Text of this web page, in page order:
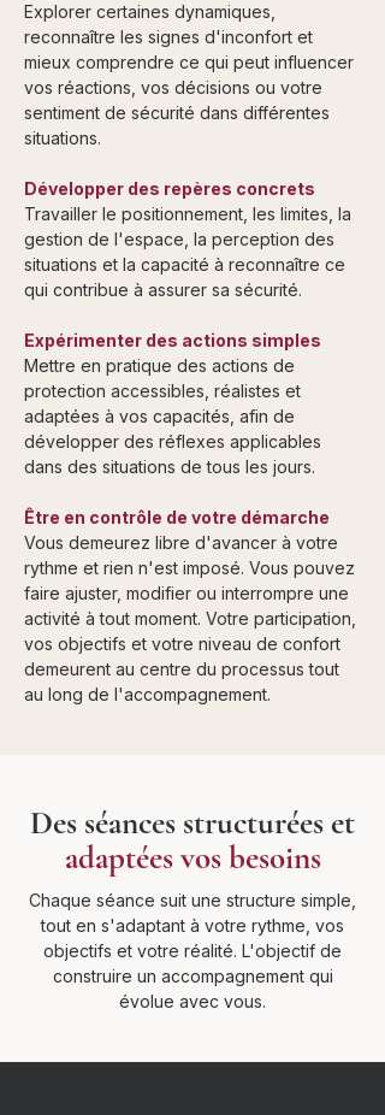
Explorer certaines dynamiques,
reconnaître les signes d'inconfort et
mieux comprendre ce qui peut influencer
vos réactions, vos décisions ou votre
sentiment de sécurité dans différentes
situations.
Développer des repères concrets
Travailler le positionnement, les limites, la
gestion de l'espace, la perception des
situations et la capacité à reconnaître ce
qui contribue à assurer sa sécurité.
Expérimenter des actions simples
Mettre en pratique des actions de
protection accessibles, réalistes et
adaptées à vos capacités, afin de
développer des réflexes applicables
dans des situations de tous les jours.
Être en contrôle de votre démarche
Vous demeurez libre d'avancer à votre
rythme et rien n'est imposé. Vous pouvez
faire ajuster, modifier ou interrompre une
activité à tout moment. Votre participation,
vos objectifs et votre niveau de confort
demeurent au centre du processus tout
au long de l'accompagnement.
Des séances structurées et
adaptées vos besoins
Chaque séance suit une structure simple,
tout en s'adaptant à votre rythme, vos
objectifs et votre réalité. L'objectif de
construire un accompagnement qui
évolue avec vous.